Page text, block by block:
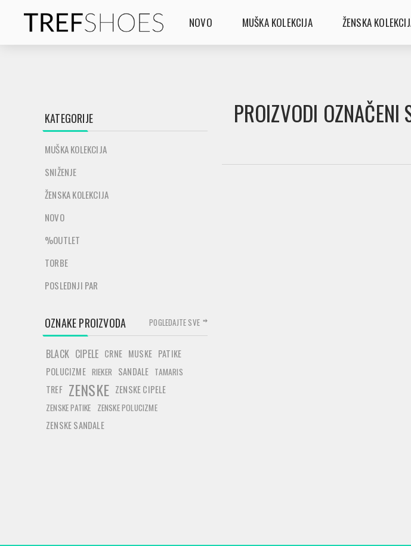
NOVO MUŠKA KOLEKCIJA ŽENSKA
PROIZVODI OZNAČENI
KATEGORIJE
MUŠKA KOLEKCIJA
SNIŽENJE
ŽENSKA KOLEKCIJA
NOVO
%OUTLET
TORBE
POSLEDNJI PAR
OZNAKE PROIZVODA
BLACK CIPELE CRNE MUSKE PATIKE
POLUCIZME RIEKER SANDALE TAMARIS
TREF ZENSKE ZENSKE CIPELE
ZENSKE PATIKE ZENSKE POLUCIZME
ZENSKE SANDALE
POGLEDAJTE SVE